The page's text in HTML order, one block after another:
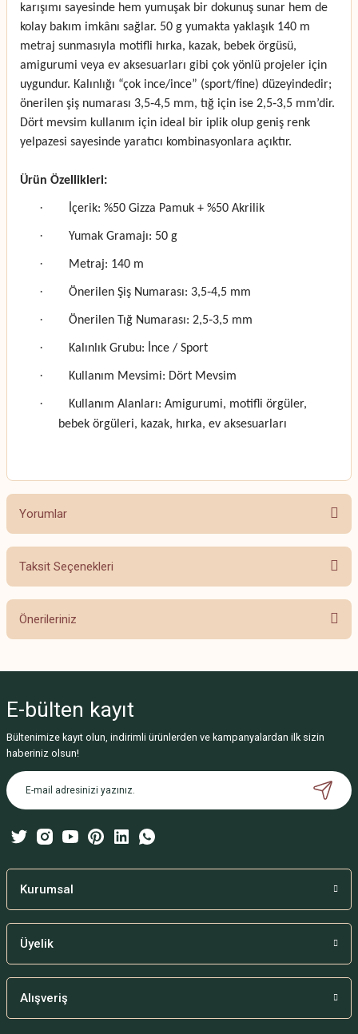
karışımı sayesinde hem yumuşak bir dokunuş sunar hem de
kolay bakım imkânı sağlar. 50 g yumakta yaklaşık 140 m
metraj sunmasıyla motifli hırka, kazak, bebek örgüsü,
amigurumi veya ev aksesuarları gibi çok yönlü projeler için
uygundur. Kalınlığı “çok ince/ince” (sport/fine) düzeyindedir;
önerilen şiş numarası 3,5‑4,5 mm, tığ için ise 2,5‑3,5 mm’dir.
Dört mevsim kullanım için ideal bir iplik olup geniş renk
yelpazesi sayesinde yaratıcı kombinasyonlara açıktır.
Ürün Özellikleri:
· İçerik: %50 Gizza Pamuk + %50 Akrilik
· Yumak Gramajı: 50 g
· Metraj: 140 m
· Önerilen Şiş Numarası: 3,5‑4,5 mm
· Önerilen Tığ Numarası: 2,5‑3,5 mm
· Kalınlık Grubu: İnce / Sport
· Kullanım Mevsimi: Dört Mevsim
·
Kullanım Alanları: Amigurumi, motifli örgüler,
bebek örgüleri, kazak, hırka, ev aksesuarları
Yorumlar
Taksit Seçenekleri
Önerileriniz
Görüş ve önerileriniz için teşekkür ederiz.
Ürün resmi kalitesiz, bozuk veya görüntülenemiyor.
Ürün açıklamasında eksik bilgiler bulunuyor.
Ürün bilgilerinde hatalar bulunuyor.
Bu ürüne benzer farklı alternatifler olmalı.
E-bülten kayıt
Bültenimize kayıt olun, indirimli ürünlerden ve kampanyalardan ilk sizin
haberiniz olsun!
Kurumsal
Üyelik
Alışveriş